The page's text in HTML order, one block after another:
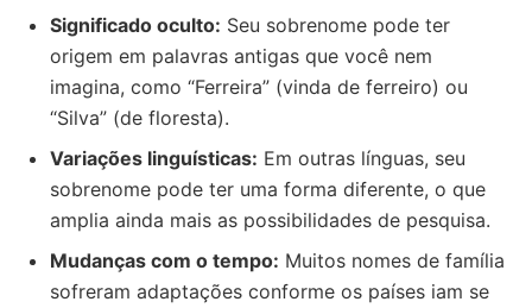
Significado oculto: Seu sobrenome pode ter
origem em palavras antigas que você nem
imagina, como “Ferreira” (vinda de ferreiro) ou
“Silva” (de floresta).
Variações linguísticas: Em outras línguas, seu
sobrenome pode ter uma forma diferente, o que
amplia ainda mais as possibilidades de pesquisa.
Mudanças com o tempo: Muitos nomes de família
sofreram adaptações conforme os países iam se